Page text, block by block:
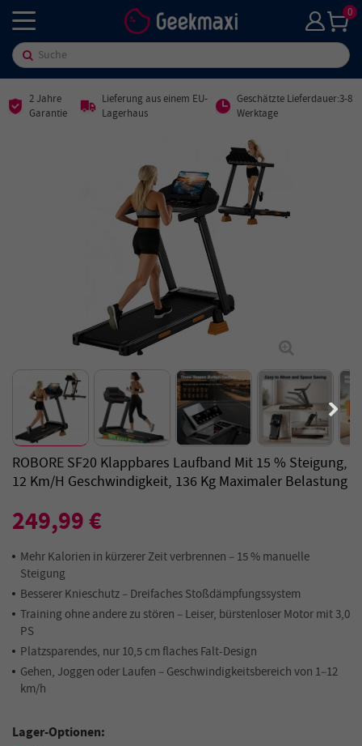
0
2 Jahre
Garantie
Lieferung aus einem EU-
Lagerhaus
Geschätzte Lieferdauer:3-8
Werktage
ROBORE SF20 Klappbares Laufband Mit 15 % Steigung,
12 Km/h Geschwindigkeit, 136 Kg Maximaler Belastung
249,99 €
Mehr Kalorien in kürzerer Zeit verbrennen – 15 % manuelle
Steigung
Besserer Knieschutz – Dreifaches Stoßdämpfungssystem
Training ohne andere zu stören – Leiser, bürstenloser Motor mit 3,0
PS
Platzsparendes, nur 10,5 cm flaches Falt-Design
Gehen, Joggen oder Laufen – Geschwindigkeitsbereich von 1–12
km/h
Lager-Optionen: